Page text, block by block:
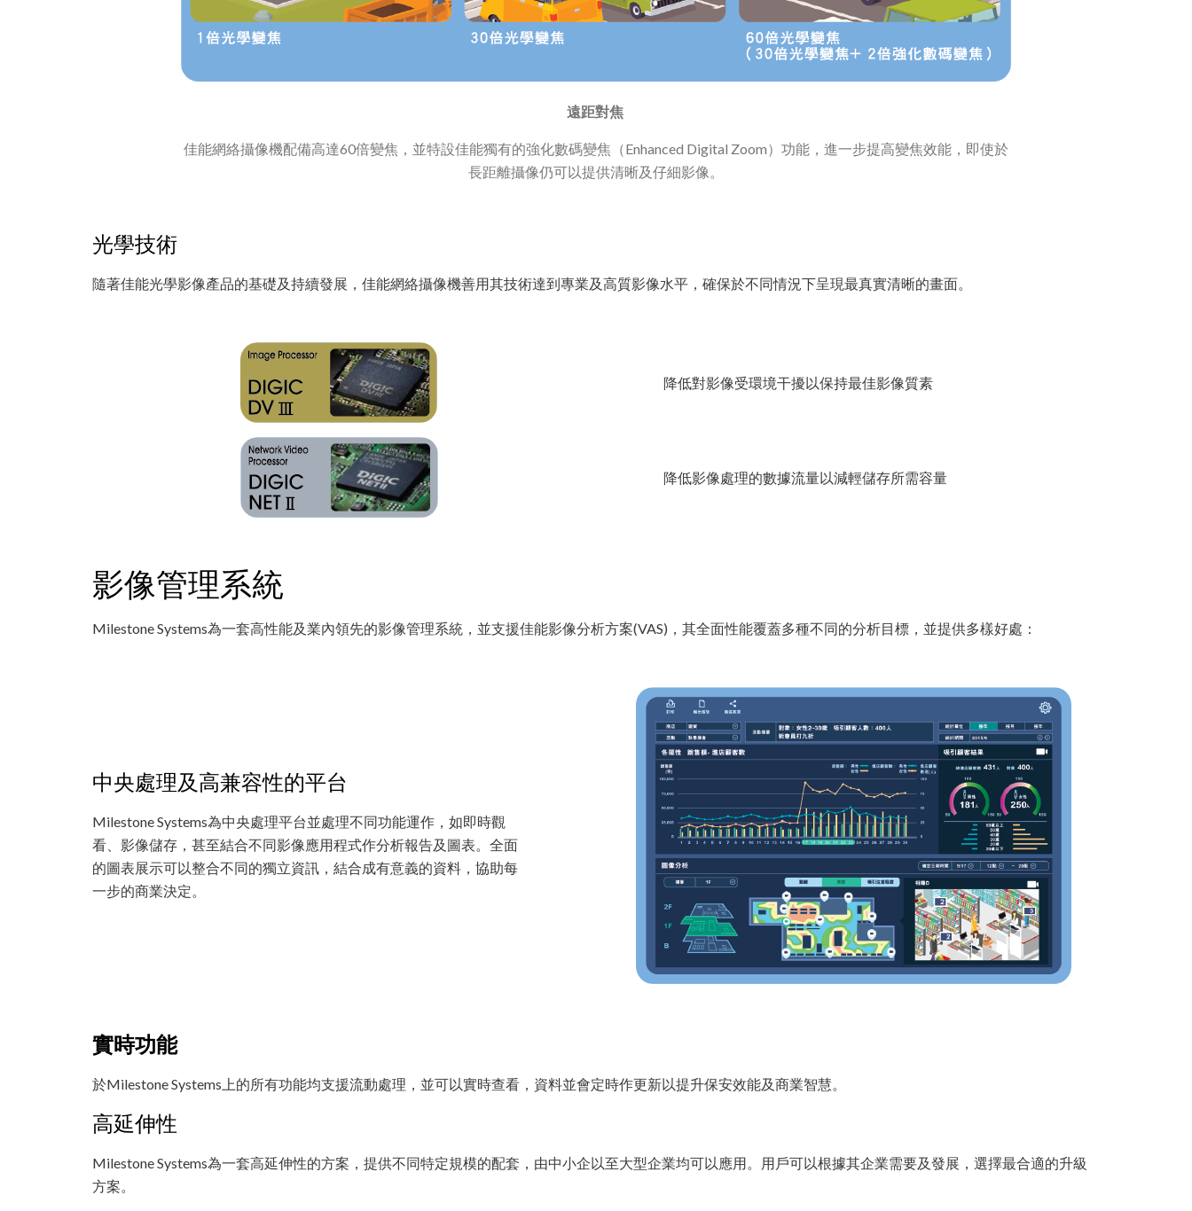
遠距對焦​​​​​​​
佳能網絡攝像機配備高達60倍變焦，並特設佳能獨有的強化數碼變焦（Enhanced Digital Zoom）功能，進一步提高變焦效能，即使於
長距離攝像仍可以提供清晰及仔細影像。
光學技術
隨著佳能光學影像產品的基礎及持續發展，佳能網絡攝像機善用其技術達到專業及高質影像水平，確保於不同情況下呈現最真實清晰的畫面。
降低對影像受環境干擾以保持最佳影像質素
降低影像處理的數據流量以減輕儲存所需容量
影像管理系統
Milestone Systems為一套高性能及業內領先的影像管理系統，並支援佳能影像分析方案(VAS)，其全面性能覆蓋多種不同的分析目標，並提供多樣好處：
中央處理及高兼容性的平台
Milestone Systems為中央處理平台並處理不同功能運作，如即時觀
看、影像儲存，甚至結合不同影像應用程式作分析報告及圖表。全面
的圖表展示可以整合不同的獨立資訊，結合成有意義的資料，協助每
一步的商業決定。
實時功能
於Milestone Systems上的所有功能均支援流動處理，並可以實時查看，資料並會定時作更新以提升保安效能及商業智慧。
高延伸性
Milestone Systems為一套高延伸性的方案，提供不同特定規模的配套，由中小企以至大型企業均可以應用。用戶可以根據其企業需要及發展，選擇最合適的升級
方案。